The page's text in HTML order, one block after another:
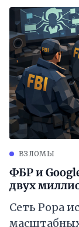
ВЗЛОМЫ
ФБР и
двух
Сеть Popa